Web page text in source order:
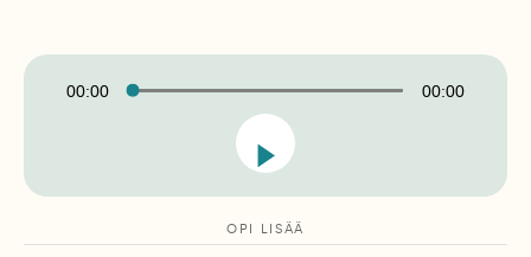
Äänitoistin
00:00 00:00
OPI LISÄÄ